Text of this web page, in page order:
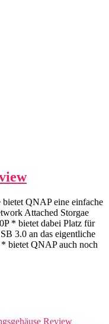
QNAP eine einfache
Attached Storgae
* bietet dabei Platz für
3.0 an das eigentliche
bietet QNAP auch noch
Review